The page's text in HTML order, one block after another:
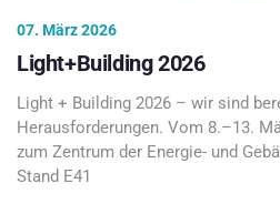
07. März 2026
Light+Building 2026
Light + Building 2026 – wir sind
Herausforderungen. Vom 8.–13.
zum Zentrum der Energie- und
Stand E41